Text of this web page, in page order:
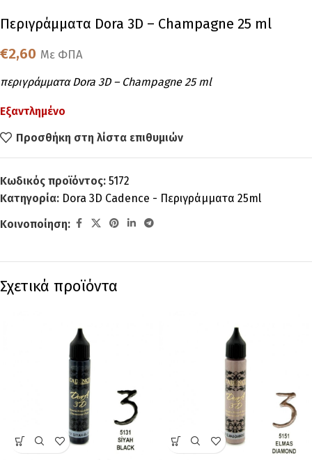
Περιγράμματα Dora 3D – Champagne 25 ml
€2,60 Με ΦΠΑ
περιγράμματα Dora 3D – Champagne 25 ml
Εξαντλημένο
Προσθήκη στη λίστα επιθυμιών
Κωδικός προϊόντος: 5172
Κατηγορία: Dora 3D Cadence - Περιγράμματα 25ml
Κοινοποίηση:
Σχετικά προϊόντα